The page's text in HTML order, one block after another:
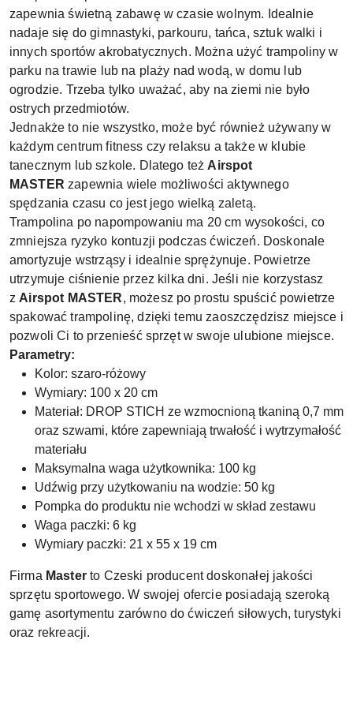
zapewnia świetną zabawę w czasie wolnym. Idealnie
nadaje się do gimnastyki, parkouru, tańca, sztuk walki i
innych sportów akrobatycznych. Można użyć trampoliny w
parku na trawie lub na plaży nad wodą, w domu lub
ogrodzie. Trzeba tylko uważać, aby na ziemi nie było
ostrych przedmiotów.
Jednakże to nie wszystko, może być również używany w
każdym centrum fitness czy relaksu a także w klubie
tanecznym lub szkole. Dlatego też Airspot
MASTERzapewnia wiele możliwości aktywnego
spędzania czasu co jest jego wielką zaletą.
Trampolina po napompowaniu ma 20 cm wysokości, co
zmniejsza ryzyko kontuzji podczas ćwiczeń. Doskonale
amortyzuje wstrząsy i idealnie sprężynuje. Powietrze
utrzymuje ciśnienie przez kilka dni. Jeśli nie korzystasz
z Airspot MASTER, możesz po prostu spuścić powietrze
spakować trampolinę, dzięki temu zaoszczędzisz miejsce i
pozwoli Ci to przenieść sprzęt w swoje ulubione miejsce.
Parametry:
Kolor: szaro-różowy
Wymiary: 100 x 20 cm
Materiał: DROP STICH ze wzmocnioną tkaniną 0,7 mm
oraz szwami, które zapewniają trwałość i wytrzymałość
materiału
Maksymalna waga użytkownika: 100 kg
Udźwig przy użytkowaniu na wodzie: 50 kg
Pompka do produktu nie wchodzi w skład zestawu
Waga paczki: 6 kg
Wymiary paczki: 21 x 55 x 19 cm
Firma Masterto Czeski producent doskonałej jakości
sprzętu sportowego. W swojej ofercie posiadają szeroką
gamę asortymentu zarówno do ćwiczeń siłowych, turystyki
oraz rekreacji.